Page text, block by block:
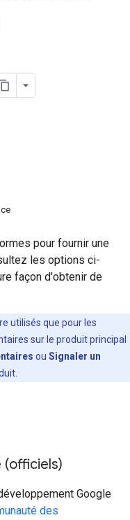
pour fournir une
les options ci-
façon d'obtenir de
utilisés que pour les
sur le produit principal
ou Signaler un
(officiels)
Google
des